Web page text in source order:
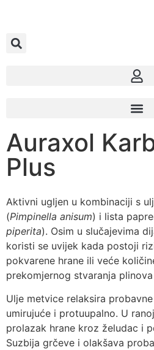
Auraxol
Plus
Aktivni ugljen u kombinaciji s
(Pimpinella anisum) i lista
piperita). Osim u slučajevima
koristi se uvijek kada postoji
pokvarene hrane ili veće
prekomjernog stvaranja
Ulje metvice relaksira
umirujuće i protuupalno. U
prolazak hrane kroz želudac i
Suzbija grčeve i olakšava